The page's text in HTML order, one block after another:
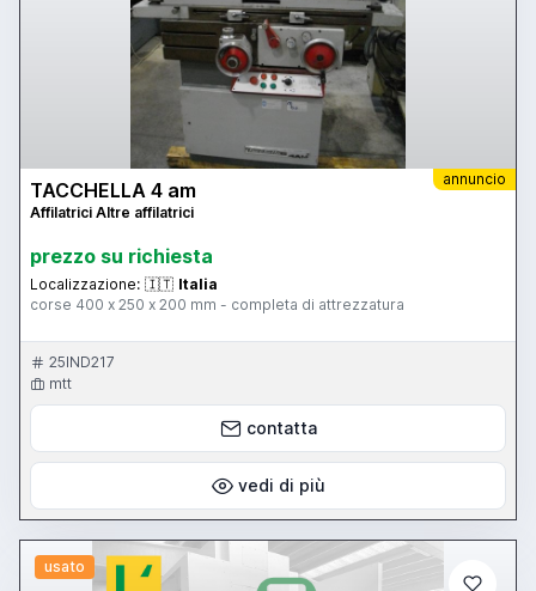
annuncio
TACCHELLA 4 am
Affilatrici Altre affilatrici
prezzo su richiesta
Localizzazione: 🇮🇹 Italia
corse 400 x 250 x 200 mm - completa di attrezzatura
25IND217
mtt
contatta
vedi di più
usato